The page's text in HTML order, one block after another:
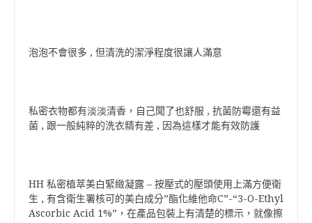
泡泡不會很多 , 但清洗的潔淨程度很讓人滿意
私密衣物都有淡淡清香，自己聞了也舒服 , 抗菌防霉還有益
菌 , 跟一般純粹的洗衣精有差 , 因為這樣才能有效防護
HH 私密植萃美白緊緻凝露 – 按壓式的壓頭使用上滿方便衛
生 , 有含衛生署核可的美白成分”酯化維他命C”-“3-O-Ethyl
Ascorbic Acid 1%”，在產品包裝上有清楚的標示，就像擦